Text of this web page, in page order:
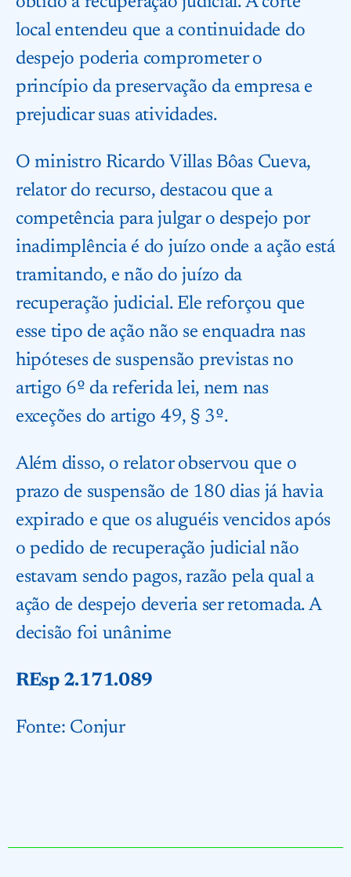
local entendeu que a continuidade do
despejo poderia comprometer o
princípio da preservação da empresa e
prejudicar suas atividades.
O ministro Ricardo Villas Bôas Cueva,
relator do recurso, destacou que a
competência para julgar o despejo por
inadimplência é do juízo onde a ação está
tramitando, e não do juízo da
recuperação judicial. Ele reforçou que
esse tipo de ação não se enquadra nas
hipóteses de suspensão previstas no
artigo 6º da referida lei, nem nas
exceções do artigo 49, § 3º.
Além disso, o relator observou que o
prazo de suspensão de 180 dias já havia
expirado e que os aluguéis vencidos após
o pedido de recuperação judicial não
estavam sendo pagos, razão pela qual a
ação de despejo deveria ser retomada. A
decisão foi unânime
REsp 2.171.089
Fonte: Conjur